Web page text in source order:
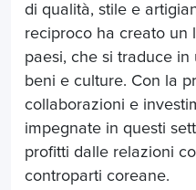
di qualità, stile e
reciproco ha creato un
paesi, che si traduce
beni e culture. Con la
collaborazioni e
impegnate in questi
profitti dalle relazioni
controparti coreane.